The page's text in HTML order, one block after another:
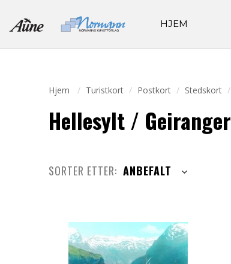
HJEM
Hjem Turistkort Postkort Stedskort
Hellesylt / Geiranger
SORTER ETTER: ANBEFALT